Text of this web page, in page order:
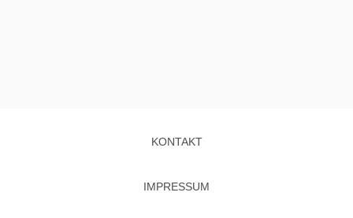
KONTAKT
IMPRESSUM